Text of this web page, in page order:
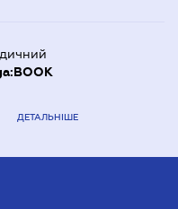
ДЕТАЛЬНІШЕ